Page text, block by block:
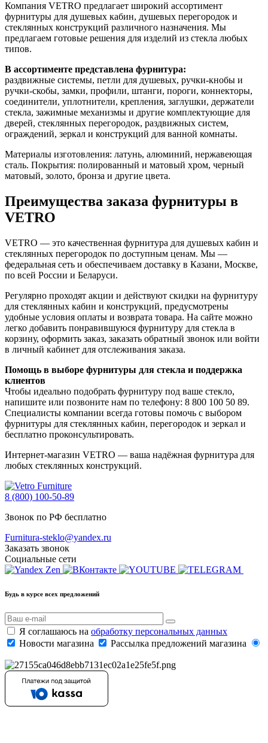
Компания VETRO предлагает широкий ассортимент
фурнитуры для душевых кабин, душевых перегородок и
стеклянных конструкций различного назначения. Мы
предлагаем готовые решения для изделий из стекла любых
типов.
В ассортименте представлена фурнитура:
раздвижные системы, петли для душевых, ручки-кнобы и
ручки-скобы, замки, профили, штанги, пороги, коннекторы,
соединители, уплотнители, крепления, заглушки, держатели
стекла, зажимные механизмы и другие комплектующие для
дверей, стеклянных перегородок, раздвижных систем,
ограждений, зеркал и конструкций для ванной комнаты.
Материалы изготовления: латунь, алюминий, нержавеющая
сталь. Покрытия: полированный и матовый хром, черный
матовый, золото, бронза и другие цвета.
Преимущества заказа фурнитуры в
VETRO
VETRO — это качественная фурнитура для душевых кабин и
стеклянных перегородок по доступным ценам. Мы —
федеральная сеть и обеспечиваем доставку в Казани, Москве,
по всей России и Беларуси.
Регулярно проходят акции и действуют скидки на фурнитуру
для стеклянных кабин и конструкций, предусмотрены
удобные условия оплаты и возврата товара. На сайте можно
легко добавить понравившуюся фурнитуру для стекла в
корзину, оформить заказ, заказать обратный звонок или войти
в личный кабинет для отслеживания заказа.
Помощь в выборе фурнитуры для стекла и поддержка
клиентов
Чтобы идеально подобрать фурнитуру под ваше стекло,
напишите или позвоните нам по телефону: 8 800 100 50 89.
Специалисты компании всегда готовы помочь с выбором
фурнитуры для стеклянных кабин, перегородок и зеркал и
бесплатно проконсультировать.
Интернет-магазин VETRO — ваша надёжная фурнитура для
любых стеклянных конструкций.
8 (800) 100-50-89
Звонок по РФ бесплатно
Furnitura-steklo@yandex.ru
Заказать звонок
Социальные сети
Будь в курсе всех предложений
Я соглашаюсь на обработку персональных данных
Новости магазина
Рассылка предложений магазина